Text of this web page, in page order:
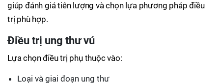
giúp đánh giá tiên lượng và chọn lựa phương pháp điều
trị phù hợp.
Điều trị ung thư vú
Lựa chọn điều trị phụ thuộc vào:
Loại và giai đoạn ung thư